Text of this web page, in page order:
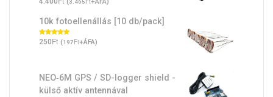
10k fotoellenállás [10 db/pack]
Értékelés:
5.00/ 5
250Ft (197Ft+ÁFA)
NEO‑6M GPS / SD-logger shield -
külső aktív antennával